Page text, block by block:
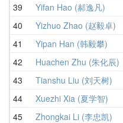
39 Yifan Hao (郝逸凡)
40 Yizhuo Zhao (赵毅卓)
41 Yipan Han (韩毅攀)
42 Huachen Zhu (朱化辰)
43 Tianshu Liu (刘天树)
44 Xuezhi Xia (夏学智)
45 Zhongkai Li (李忠凯)